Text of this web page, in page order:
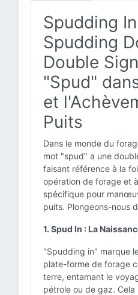
Spudding
Spudding
Double
"Spud"
et
Puits
Dans le monde du
mot "spud" a une
faisant référence à la
opération de forage et
spécifique pour
puits. Plongeons-nous
1. Spud In : La
"Spudding in" marque
plate-forme de forage
terre, entamant le
pétrole ou de gaz.